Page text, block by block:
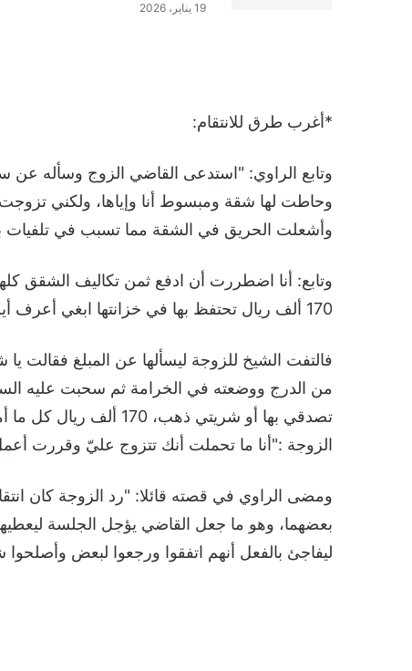
19 يناير، 2026
*أغرب طرق للانتقام:
وتابع الراوي: "استدعى القاضي الزوج وسأله عن
وحاطت لها شقة ومبسوط أنا وإياها، ولكني
وأشعلت الحريق في الشقة مما تسبب في تلفيات بـ6 شقق أخرى في نفس
وتابع: أنا اضطررت أن ادفع ثمن تكاليف الشقق كلها
170 ألف ريال تحتفظ بها في خزانتها ابغي أعرف أين هم الآن؟.
فالتفت الشيخ للزوجة ليسألها عن المبلغ فقالت
من الدرج ووضعته في الخرامة ثم سحبت عليه
تصدقي بها أو شريتي
الزوجة :"أنا ما تحملت أنك تتزوج عليّ وقررت
ومضى الراوي في قصته قائلا: "رد الزوجة كان
بعضهما، وهو ما جعل القاضي يؤجل الجلسة
ليفاجئ بالفعل أنهم اتفقوا ورجعوا لبعض